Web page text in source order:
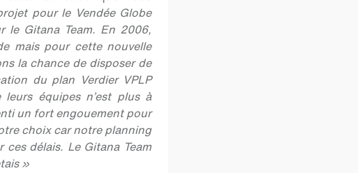
pour le Vendée Globe
le Gitana Team. En 2006,
mais pour cette nouvelle
la chance de disposer de
du plan Verdier VPLP
équipes n’est plus à
un fort engouement pour
choix car notre planning
délais. Le Gitana Team
»